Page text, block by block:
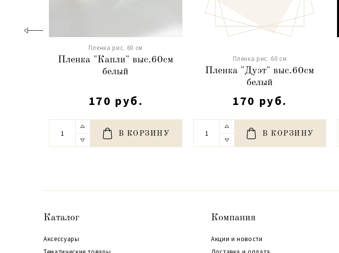
Пленка рис. 60 см
Пленка "Капли" выс.60см
белый
170 руб.
В КОРЗИНУ
Пленка рис. 60 см
Пленка "Дуэт" выс.60см
белый
170 руб.
В КОРЗИНУ
Каталог
Аксессуары
Компания
Акции и новости